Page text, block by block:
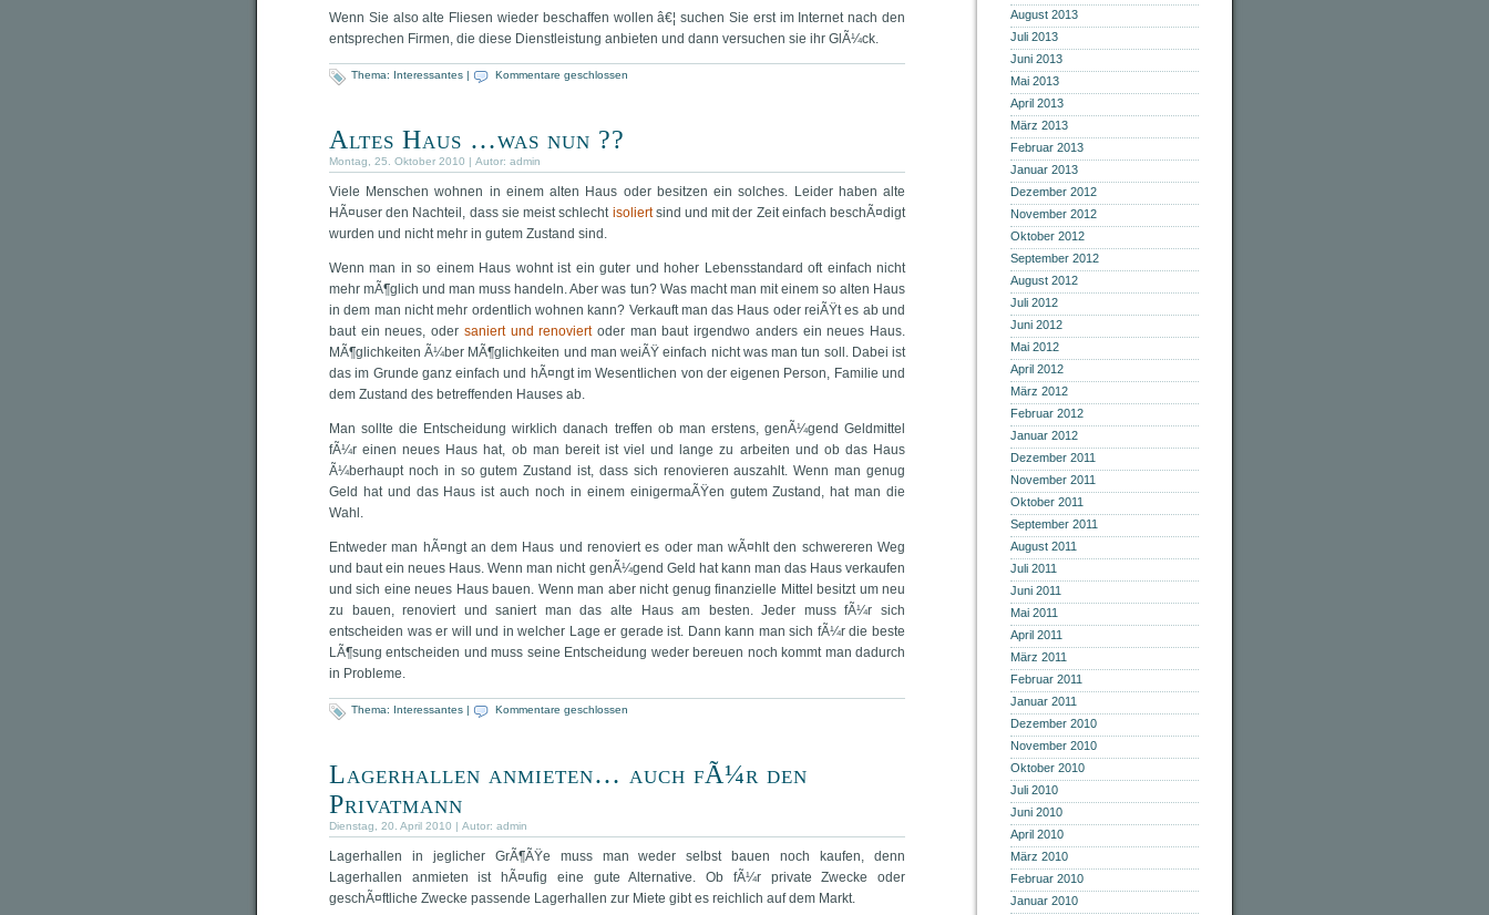
Wenn Sie also alte Fliesen wieder beschaffen wollen â€¦ suchen Sie erst im Internet nach den
entsprechen Firmen, die diese Dienstleistung anbieten und dann versuchen sie ihr GlÃ¼ck.
Thema: Interessantes | Kommentare geschlossen
Altes Haus …was nun ??
Montag, 25. Oktober 2010 | Autor: admin
Viele Menschen wohnen in einem alten Haus oder besitzen ein solches. Leider haben alte
HÃ¤user den Nachteil, dass sie meist schlecht isoliertsind und mit der Zeit einfach beschÃ¤digt
wurden und nicht mehr in gutem Zustand sind.
Wenn man in so einem Haus wohnt ist ein guter und hoher Lebensstandard oft einfach nicht
mehr mÃ¶glich und man muss handeln. Aber was tun? Was macht man mit einem so alten Haus
in dem man nicht mehr ordentlich wohnen kann? Verkauft man das Haus oder reiÃŸt es ab und
baut ein neues, oder saniert und renoviertoder man baut irgendwo anders ein neues Haus.
MÃ¶glichkeiten Ã¼ber MÃ¶glichkeiten und man weiÃŸ einfach nicht was man tun soll. Dabei ist
das im Grunde ganz einfach und hÃ¤ngt im Wesentlichen von der eigenen Person, Familie und
dem Zustand des betreffenden Hauses ab.
Man sollte die Entscheidung wirklich danach treffen ob man erstens, genÃ¼gend Geldmittel
fÃ¼r einen neues Haus hat, ob man bereit ist viel und lange zu arbeiten und ob das Haus
Ã¼berhaupt noch in so gutem Zustand ist, dass sich renovieren auszahlt. Wenn man genug
Geld hat und das Haus ist auch noch in einem einigermaÃŸen gutem Zustand, hat man die
Wahl.
Entweder man hÃ¤ngt an dem Haus und renoviert es oder man wÃ¤hlt den schwereren Weg
und baut ein neues Haus. Wenn man nicht genÃ¼gend Geld hat kann man das Haus verkaufen
und sich eine neues Haus bauen. Wenn man aber nicht genug finanzielle Mittel besitzt um neu
zu bauen, renoviert und saniert man das alte Haus am besten. Jeder muss fÃ¼r sich
entscheiden was er will und in welcher Lage er gerade ist. Dann kann man sich fÃ¼r die beste
LÃ¶sung entscheiden und muss seine Entscheidung weder bereuen noch kommt man dadurch
in Probleme.
Thema: Interessantes | Kommentare geschlossen
Lagerhallen anmieten… auch fÃ¼r den
Privatmann
Dienstag, 20. April 2010 | Autor: admin
Lagerhallen in jeglicher GrÃ¶ÃŸe muss man weder selbst bauen noch kaufen, denn
Lagerhallen anmieten ist hÃ¤ufig eine gute Alternative. Ob fÃ¼r private Zwecke oder
geschÃ¤ftliche Zwecke passende Lagerhallen zur Miete gibt es reichlich auf dem Markt.
August 2013
Juli 2013
Juni 2013
Mai 2013
April 2013
März 2013
Februar 2013
Januar 2013
Dezember 2012
November 2012
Oktober 2012
September 2012
August 2012
Juli 2012
Juni 2012
Mai 2012
April 2012
März 2012
Februar 2012
Januar 2012
Dezember 2011
November 2011
Oktober 2011
September 2011
August 2011
Juli 2011
Juni 2011
Mai 2011
April 2011
März 2011
Februar 2011
Januar 2011
Dezember 2010
November 2010
Oktober 2010
Juli 2010
Juni 2010
April 2010
März 2010
Februar 2010
Januar 2010